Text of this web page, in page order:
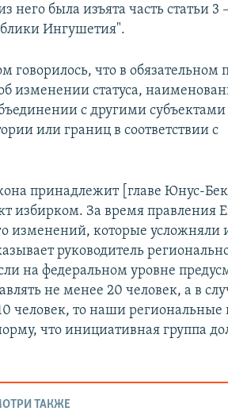
него была изъята часть статьи 3
Ингушетия".
говорилось, что в обязательном
изменении статуса,
с другими субъектами
или границ в соответствии с
принадлежит [главе Юнус-
избирком. За время правления
изменений, которые усложняли
руководитель
на федеральном уровне
не менее 20 человек, а в
человек, то наши региональные
что инициативная группа
ТАКЖЕ